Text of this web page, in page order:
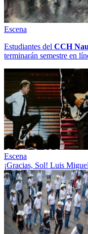
Escena
Estudiantes del CCH
terminarán semestre en
Escena
¡Gracias, Sol! Luis